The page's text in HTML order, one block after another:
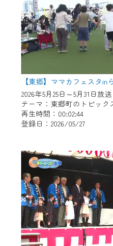
【東郷】ママカフェスタin
2026年5月25日～5月31日放送
テーマ：東郷町のトピック
再生時間：00:02:44
登録日：2026/05/27